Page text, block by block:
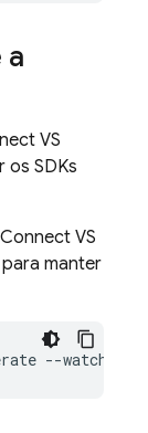
a
VS
os SDKs
VS
manter
--watch